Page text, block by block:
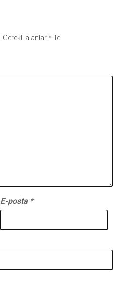
Gerekli alanlar* ile
E-posta *